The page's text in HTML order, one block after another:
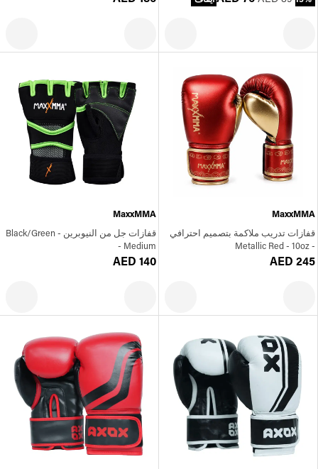
MaxxMMA
قفازات تدريب ملاكمة بتصميم احترافي
- Metallic Red - 10oz
AED 245
MaxxMMA
قفازات جل من النيوبرين - Black/Green
- Medium
AED 140